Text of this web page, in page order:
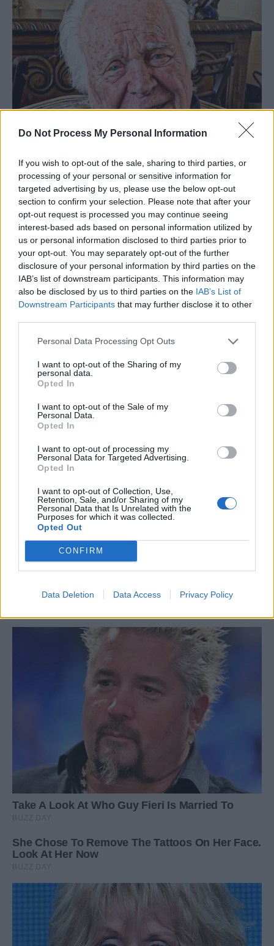
Do Not Process My Personal Information
If you wish to opt-out of the sale, sharing to third parties, or
processing of your personal or sensitive information for
targeted advertising by us, please use the below opt-out
section to confirm your selection. Please note that after your
opt-out request is processed you may continue seeing
interest-based ads based on personal information utilized by
us or personal information disclosed to third parties prior to
your opt-out. You may separately opt-out of the further
disclosure of your personal information by third parties on the
IAB’s list of downstream participants. This information may
also be disclosed by us to third parties on the IAB’s List of
Downstream Participants that may further disclose it to other
Personal Data Processing Opt Outs
I want to opt-out of the Sharing of my
personal data.
Opted In
I want to opt-out of the Sale of my
Personal Data.
Opted In
I want to opt-out of processing my
Personal Data for Targeted Advertising.
Opted In
I want to opt-out of Collection, Use,
Retention, Sale, and/or Sharing of my
Personal Data that Is Unrelated with the
Purposes for which it was collected.
Opted Out
CONFIRM
Data Deletion Data Access Privacy Policy